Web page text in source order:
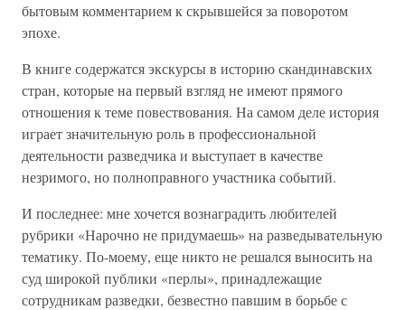
бытовым комментарием к скрывшейся за поворотом
эпохе.
В книге содержатся экскурсы в историю скандинавских
стран, которые на первый взгляд не имеют прямого
отношения к теме повествования. На самом деле история
играет значительную роль в профессиональной
деятельности разведчика и выступает в качестве
незримого, но полноправного участника событий.
И последнее: мне хочется вознаградить любителей
рубрики «Нарочно не придумаешь» на разведывательную
тематику. По-моему, еще никто не решался выносить на
суд широкой публики «перлы», принадлежащие
сотрудникам разведки, безвестно павшим в борьбе с